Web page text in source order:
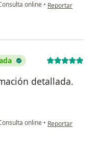
online • en opinión del
Reportar
detallada.
online • en opinión del
Reportar